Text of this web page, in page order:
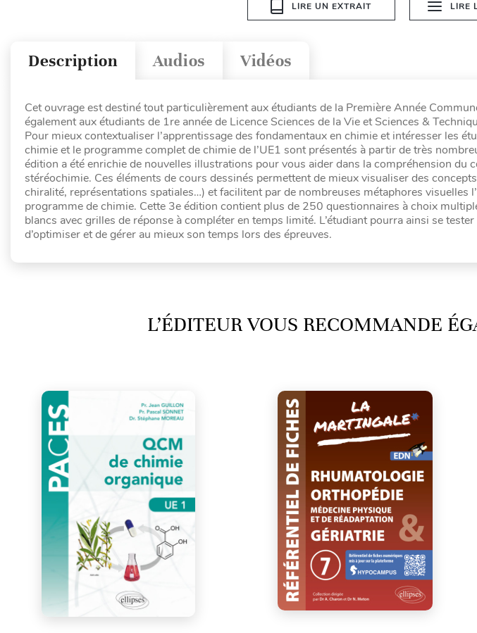
LIRE UN EXTRAIT LIRE
Vidéos
Audios
Description
Cet ouvrage est destiné tout particulièrement aux étudiants de la Première Année
également aux étudiants de 1re année de Licence Sciences de la Vie et Sciences &
Pour mieux contextualiser l’apprentissage des fondamentaux en chimie et intéresser les
chimie et le programme complet de chimie de l’UE1 sont présentés à partir de très
édition a été enrichie de nouvelles illustrations pour vous aider dans la compréhension du
stéréochimie. Ces éléments de cours dessinés permettent de mieux visualiser des
chiralité, représentations spatiales…) et facilitent par de nombreuses métaphores visuelles
programme de chimie. Cette 3e édition contient plus de 250 questionnaires à choix
blancs avec grilles de réponse à compléter en temps limité. L’étudiant pourra ainsi se
d’optimiser et de gérer au mieux son temps lors des épreuves.
L’ÉDITEUR VOUS RECOMMANDE